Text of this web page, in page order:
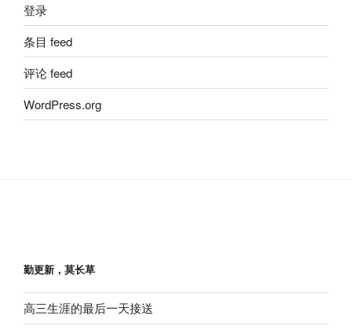
登录
条目 feed
评论 feed
WordPress.org
勤更新，莫长草
高三生涯的最后一天接送